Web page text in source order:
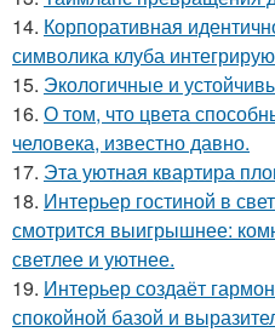
14. Корпоративная
символика клуба
15. Экологичные и
16. О том, что цвета
человека, известно давно.
17. Эта уютная квартира
18. Интерьер гостиной в
смотрится выигрышнее:
светлее и уютнее.
19. Интерьер создаёт
спокойной базой и